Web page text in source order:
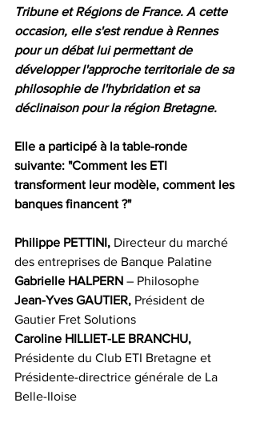
Tribune et Régions de France. A cette
occasion, elle s'est rendue à Rennes
pour un débat lui permettant de
développer l'approche territoriale de sa
philosophie de l'hybridation et sa
déclinaison pour la région Bretagne.
Elle a participé à la table-ronde
suivante: "Comment les ETI
transforment leur modèle, comment les
banques financent ?"
Philippe PETTINI, Directeur du marché
des entreprises de Banque Palatine
Gabrielle HALPERN – Philosophe
Jean-Yves GAUTIER, Président de
Gautier Fret Solutions
Caroline HILLIET-LE BRANCHU,
Présidente du Club ETI Bretagne et
Présidente-directrice générale de La
Belle-Iloise